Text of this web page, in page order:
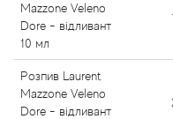
Mazzone Veleno
Dore - відливант
10 мл
Розпив Laurent
Mazzone Veleno
Dore - відливант